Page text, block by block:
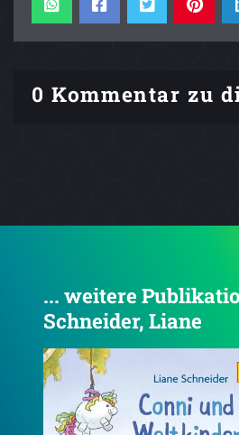
0 Kommentar zu
... weitere
Schneider, Liane